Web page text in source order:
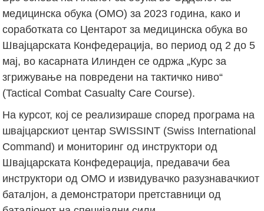
медицинска обука (ОМО) за 2023 година, како и
соработката со Центарот за медицинска обука во
Швајцарската Конфедерација, во период од 2 до 5
мај, во касарната Илинден се одржа „Курс за
згрижување на повредени на тактичко ниво“
(Tactical Combat Casualty Care Course).
На курсот, кој се реализираше според програма на
швајцарскиот центар SWISSINT (Swiss International
Command) и мониторинг од инструктори од
Швајцарската Конфедерација, предавачи беа
инструктори од ОМО и извидувачко разузнавачкиот
баталјон, а демонстратори претставници од